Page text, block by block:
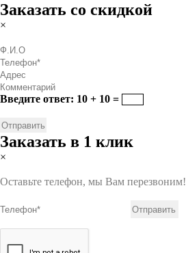
Заказать со скидкой
×
Введите ответ: 10 + 10 =
Заказать в 1 клик
×
Оставьте телефон, мы Вам перезвоним!